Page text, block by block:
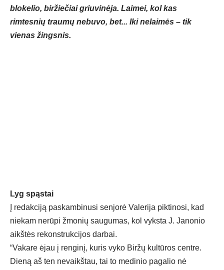
blokelio, biržiečiai griuvinėja. Laimei, kol kas
rimtesnių traumų nebuvo, bet... Iki nelaimės – tik
vienas žingsnis.
Lyg spąstai
Į redakciją paskambinusi senjorė Valerija piktinosi, kad
niekam nerūpi žmonių saugumas, kol vyksta J. Janonio
aikštės rekonstrukcijos darbai.
“Vakare ėjau į renginį, kuris vyko Biržų kultūros centre.
Dieną aš ten nevaikštau, tai to medinio pagalio nė